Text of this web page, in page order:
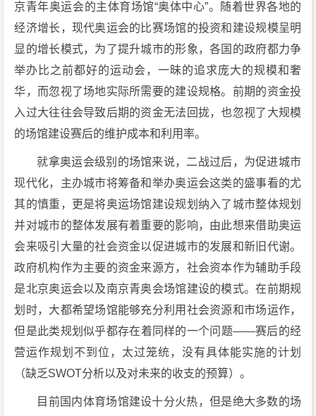
京青年奥运会的主体育场馆“奥体中心”。随着世界各地的
经济增长，现代奥运会的比赛场馆的投资和建设规模呈明
显的增长模式，为了提升城市的形象，各国的政府都力争
举办比之前都好的运动会，一昧的追求庞大的规模和奢
华，而忽视了场地实际所需要的建设规格。前期的资金投
入过大往往会导致后期的资金无法回拢，也忽视了大规模
的场馆建设赛后的维护成本和利用率。
就拿奥运会级别的场馆来说，二战过后，为促进城市
现代化，主办城市将筹备和举办奥运会这类的盛事看的尤
其的慎重，更是将奥运场馆建设规划纳入了城市整体规划
并对城市的整体发展有着重要的影响，由此想来借助奥运
会来吸引大量的社会资金以促进城市的发展和新旧代谢。
政府机构作为主要的资金来源方，社会资本作为辅助手段
是北京奥运会以及南京青奥会场馆建设的模式。在前期规
划时，大都希望场馆能够充分利用社会资源和市场运作，
但是此类规划似乎都存在着同样的一个问题——赛后的经
营运作规划不到位，太过笼统，没有具体能实施的计划
（缺乏SWOT分析以及对未来的收支的预算）。
目前国内体育场馆建设十分火热，但是绝大多数的场